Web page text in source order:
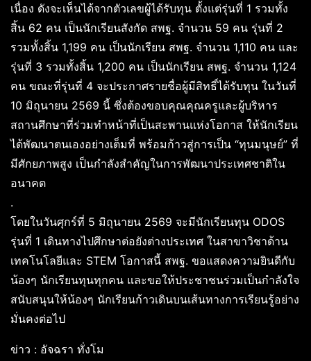
เนื่อง ดังจะเห็นได้จากตัวเลขผู้ได้รับทุน ตั้งแต่รุ่นที่ 1 รวมทั้ง
สิ้น 62 คน เป็นนักเรียนสังกัด สพฐ. จำนวน 59 คน รุ่นที่ 2
รวมทั้งสิ้น 1,199 คน เป็นนักเรียน สพฐ. จำนวน 1,110 คน และ
รุ่นที่ 3 รวมทั้งสิ้น 1,200 คน เป็นนักเรียน สพฐ. จำนวน 1,124
คน ขณะที่รุ่นที่ 4 จะประกาศรายชื่อผู้มีสิทธิ์ได้รับทุน ในวันที่
10 มิถุนายน 2569 นี้ ซึ่งต้องขอบคุณคุณครูและผู้บริหาร
สถานศึกษาที่ร่วมทำหน้าที่เป็นสะพานแห่งโอกาส ให้นักเรียน
ได้พัฒนาตนเองอย่างเต็มที่ พร้อมก้าวสู่การเป็น “ทุนมนุษย์” ที่
มีศักยภาพสูง เป็นกำลังสำคัญในการพัฒนาประเทศชาติใน
อนาคต
.
โดยในวันศุกร์ที่ 5 มิถุนายน 2569 จะมีนักเรียนทุน ODOS
รุ่นที่ 1 เดินทางไปศึกษาต่อยังต่างประเทศ ในสาขาวิชาด้าน
เทคโนโลยีและ STEM โอกาสนี้ สพฐ. ขอแสดงความยินดีกับ
น้องๆ นักเรียนทุนทุกคน และขอให้ประชาชนร่วมเป็นกำลังใจ
สนับสนุนให้น้องๆ นักเรียนก้าวเดินบนเส้นทางการเรียนรู้อย่าง
มั่นคงต่อไป
ข่าว : อัจฉรา ทั่งโม